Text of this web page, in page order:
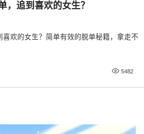
，追到喜欢的女生？
欢的女生？简单有效的脱单秘籍，拿走不
5482